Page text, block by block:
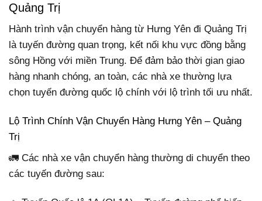
Quảng Trị
Hành trình vận chuyển hàng từ Hưng Yên đi Quảng Trị
là tuyến đường quan trọng, kết nối khu vực đồng bằng
sông Hồng với miền Trung. Để đảm bảo thời gian giao
hàng nhanh chóng, an toàn, các nhà xe thường lựa
chọn tuyến đường quốc lộ chính với lộ trình tối ưu nhất.
Lộ Trình Chính Vận Chuyển Hàng Hưng Yên – Quảng
Trị
🚛 Các nhà xe vận chuyển hàng thường di chuyển theo
các tuyến đường sau: